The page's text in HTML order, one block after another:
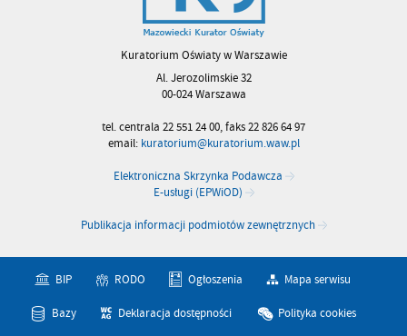
Kuratorium Oświaty w Warszawie
Al. Jerozolimskie 32
00-024 Warszawa
tel. centrala 22 551 24 00, faks 22 826 64 97
email: kuratorium@kuratorium.waw.pl
Elektroniczna Skrzynka Podawcza
E-usługi (EPWiOD)
Publikacja informacji podmiotów zewnętrznych
BIP RODO Ogłoszenia Mapa serwisu
Bazy Deklaracja dostępności Polityka cookies